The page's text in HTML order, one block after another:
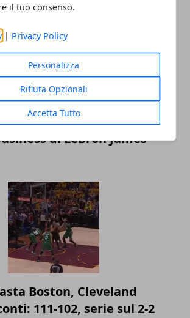
il tuo consenso.
| Privacy Policy
Personalizza
Rifiuta Opzionali
Accetta Tutto
NBA: il vorticoso e
di LeBron James
Boston, Cleveland
111-102, serie sul 2-2